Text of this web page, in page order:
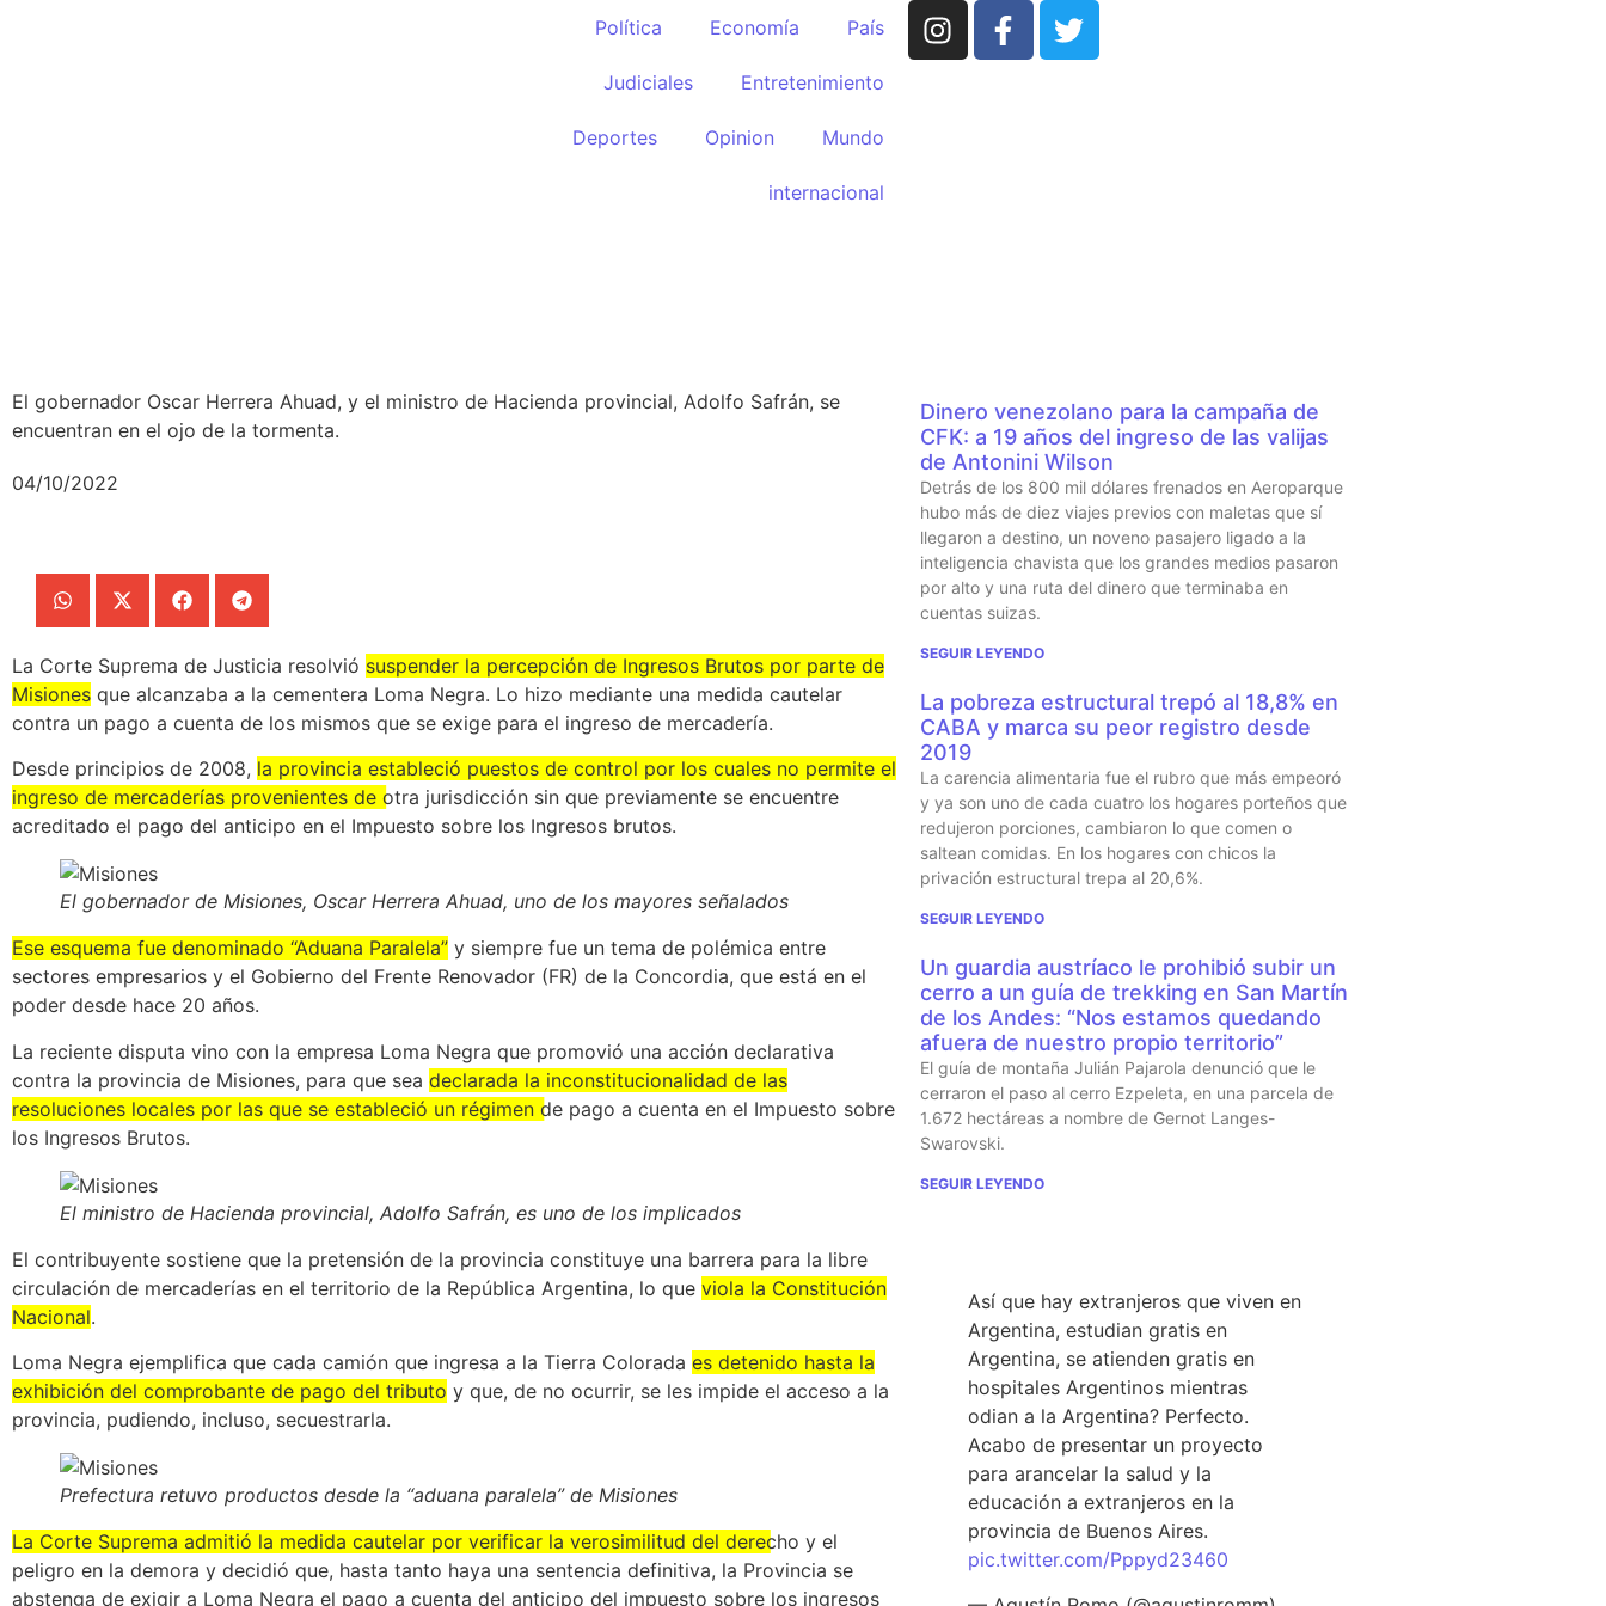
Política Economía País
Judiciales Entretenimiento
Deportes Opinion Mundo
internacional
El gobernador Oscar Herrera Ahuad, y el ministro de Hacienda provincial, Adolfo Safrán, se
encuentran en el ojo de la tormenta.
04/10/2022
La Corte Suprema de Justicia resolvió suspender la percepción de Ingresos Brutos por parte de
Misiones que alcanzaba a la cementera Loma Negra. Lo hizo mediante una medida cautelar
contra un pago a cuenta de los mismos que se exige para el ingreso de mercadería.
Desde principios de 2008, la provincia estableció puestos de control por los cuales no permite el
ingreso de mercaderías provenientes de otra jurisdicción sin que previamente se encuentre
acreditado el pago del anticipo en el Impuesto sobre los Ingresos brutos.
El gobernador de Misiones, Oscar Herrera Ahuad, uno de los mayores señalados
Ese esquema fue denominado “Aduana Paralela” y siempre fue un tema de polémica entre
sectores empresarios y el Gobierno del Frente Renovador (FR) de la Concordia, que está en el
poder desde hace 20 años.
La reciente disputa vino con la empresa Loma Negra que promovió una acción declarativa
contra la provincia de Misiones, para que sea declarada la inconstitucionalidad de las
resoluciones locales por las que se estableció un régimen de pago a cuenta en el Impuesto sobre
los Ingresos Brutos.
El ministro de Hacienda provincial, Adolfo Safrán, es uno de los implicados
El contribuyente sostiene que la pretensión de la provincia constituye una barrera para la libre
circulación de mercaderías en el territorio de la República Argentina, lo que viola la Constitución
Nacional.
Loma Negra ejemplifica que cada camión que ingresa a la Tierra Colorada es detenido hasta la
exhibición del comprobante de pago del tributo y que, de no ocurrir, se les impide el acceso a la
provincia, pudiendo, incluso, secuestrarla.
Prefectura retuvo productos desde la “aduana paralela” de Misiones
La Corte Suprema admitió la medida cautelar por verificar la verosimilitud del derecho y el
peligro en la demora y decidió que, hasta tanto haya una sentencia definitiva, la Provincia se
abstenga de exigir a Loma Negra el pago a cuenta del anticipo del impuesto sobre los ingresos
Dinero venezolano para la campaña de
CFK: a 19 años del ingreso de las valijas
de Antonini Wilson
Detrás de los 800 mil dólares frenados en Aeroparque
hubo más de diez viajes previos con maletas que sí
llegaron a destino, un noveno pasajero ligado a la
inteligencia chavista que los grandes medios pasaron
por alto y una ruta del dinero que terminaba en
cuentas suizas.
SEGUIR LEYENDO
La pobreza estructural trepó al 18,8% en
CABA y marca su peor registro desde
2019
La carencia alimentaria fue el rubro que más empeoró
y ya son uno de cada cuatro los hogares porteños que
redujeron porciones, cambiaron lo que comen o
saltean comidas. En los hogares con chicos la
privación estructural trepa al 20,6%.
SEGUIR LEYENDO
Un guardia austríaco le prohibió subir un
cerro a un guía de trekking en San Martín
de los Andes: “Nos estamos quedando
afuera de nuestro propio territorio”
El guía de montaña Julián Pajarola denunció que le
cerraron el paso al cerro Ezpeleta, en una parcela de
1.672 hectáreas a nombre de Gernot Langes-
Swarovski.
SEGUIR LEYENDO
Así que hay extranjeros que viven en
Argentina, estudian gratis en
Argentina, se atienden gratis en
hospitales Argentinos mientras
odian a la Argentina? Perfecto.
Acabo de presentar un proyecto
para arancelar la salud y la
educación a extranjeros en la
provincia de Buenos Aires.
pic.twitter.com/Pppyd23460